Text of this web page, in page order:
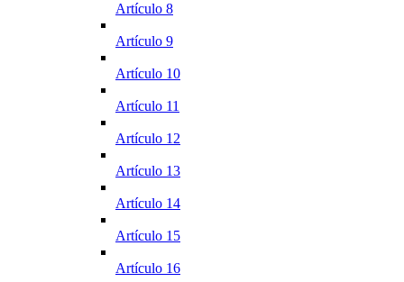
Artículo 8
Artículo 9
Artículo 10
Artículo 11
Artículo 12
Artículo 13
Artículo 14
Artículo 15
Artículo 16